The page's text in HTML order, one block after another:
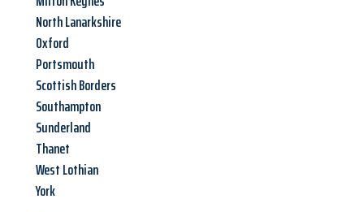
North Lanarkshire
Oxford
Portsmouth
Scottish Borders
Southampton
Sunderland
Thanet
West Lothian
York